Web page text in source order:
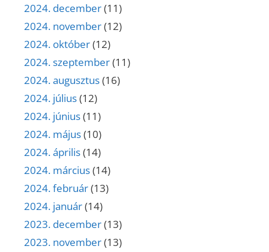
2024. december(11)
2024. november(12)
2024. október(12)
2024. szeptember(11)
2024. augusztus(16)
2024. július(12)
2024. június(11)
2024. május(10)
2024. április(14)
2024. március(14)
2024. február(13)
2024. január(14)
2023. december(13)
2023. november(13)